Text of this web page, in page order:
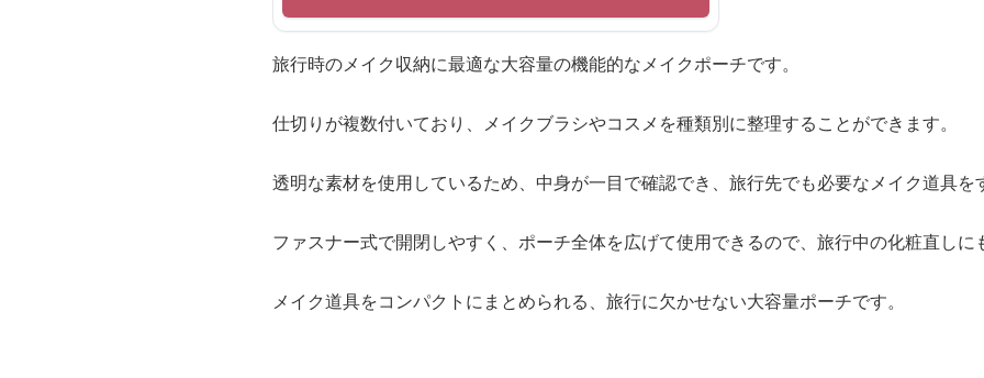
旅行時のメイク収納に最適な大容量の機能的なメイクポーチです。
仕切りが複数付いており、メイクブラシやコスメを種類別に整理することができます。
透明な素材を使用しているため、中身が一目で確認でき、旅行先でも必要なメイク道具を
ファスナー式で開閉しやすく、ポーチ全体を広げて使用できるので、旅行中の化粧直しに
メイク道具をコンパクトにまとめられる、旅行に欠かせない大容量ポーチです。